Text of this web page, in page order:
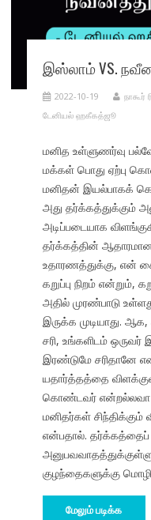
இஸ்லாம் VS.
2022-10-19 நாகூர்
டேனியல் ஹகீகத்ஜூ
மனித உள்ளுணர்வு
மக்கள் பொது ஏற்பு
மனிதன் இயல்பாகக்
அது தர்க்கத்துக்கும்
அடிப்படையாக
தர்க்கத்தின் ஆதாரமான
உதாரணத்துக்கு, என்
கறுப்பு நிறம் என்றும்,
அதில் முரண்பாடு
இருக்க முடியாது.
சரி, உங்களிடம் ஒருவர்
இரண்டுமே சரிதானே
யதார்த்தத்தை
கொண்டவர் என்றல்லவா
மனிதர்கள் சிந்திக்கும்
என்பதால்.
குழந்தைகளுக்கு
மேலும் படிக்க